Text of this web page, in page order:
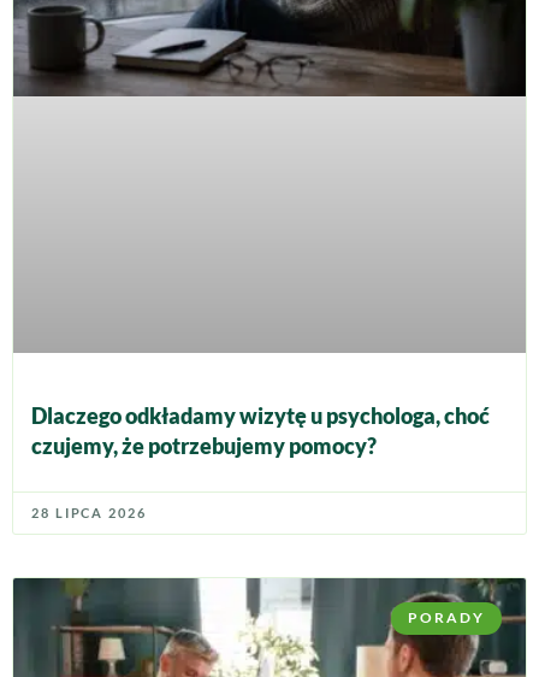
Dlaczego odkładamy wizytę u psychologa, choć
czujemy, że potrzebujemy pomocy?
28 LIPCA 2026
PORADY